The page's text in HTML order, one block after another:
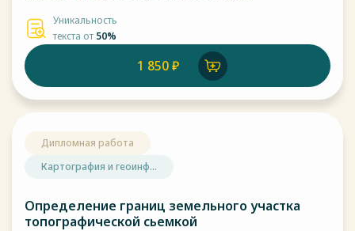
Уникальность
текста от 50%
1 850 ₽
Дипломная работа
Картография и геоинф...
Определение границ земельного участка
топографической сьемкой